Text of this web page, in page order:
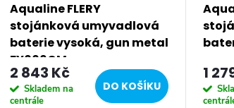
Aqualine FLERY
stojánková umyvadlová
baterie vysoká, gun metal
FY006GM
2 843 Kč
Skladem na
centrále
DO KOŠÍKU
1